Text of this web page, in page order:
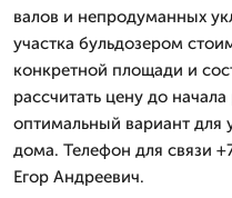
валов и непродуманных
участка бульдозером
конкретной площади и
рассчитать цену до
оптимальный вариант для
дома. Телефон для связи
Егор Андреевич.